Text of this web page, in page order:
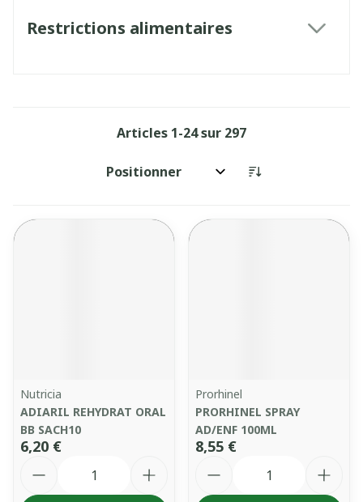
Restrictions alimentaires
Articles 1-24sur 297
Trier par:
Nutricia
ADIARIL REHYDRAT ORAL
BB SACH10
6,20 €
Prorhinel
PRORHINEL SPRAY
AD/ENF 100ML
8,55 €